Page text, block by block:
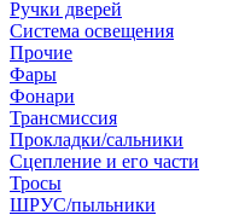
Ручки дверей
Система освещения
Прочие
Фары
Фонари
Трансмиссия
Прокладки/сальники
Сцепление и его части
Тросы
ШРУС/пыльники